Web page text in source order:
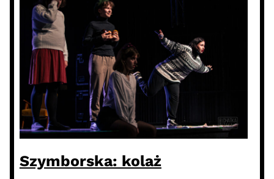
Szymborska: kolaż